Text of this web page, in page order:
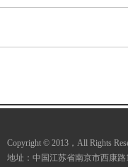
Copyright © 2013，All Rights
地址：中国江苏省南京市西康